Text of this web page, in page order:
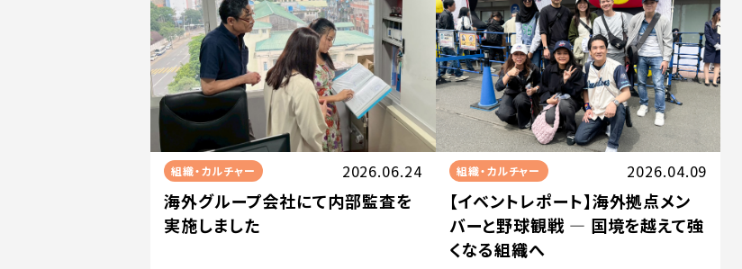
組織・カルチャー 2026.06.24
海外グループ会社にて内部監査を
実施しました
組織・カルチャー 2026.04.09
【イベントレポート】海外拠点メン
バーと野球観戦 — 国境を越えて強
くなる組織へ